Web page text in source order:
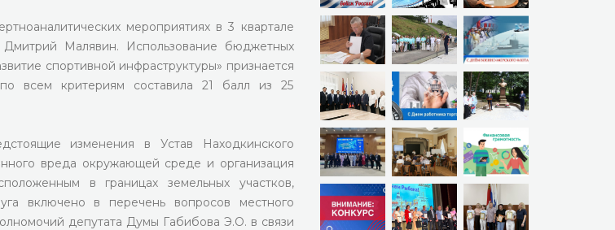
мероприятиях в 3 квартале
Дмитрий Малявин. Использование бюджетных
спортивной инфраструктуры» признается
всем критериям составила 21 балл из 25
изменения в Устав Находкинского
вреда окружающей среде и организация
в границах земельных участков,
включено в перечень вопросов местного
депутата Думы Габибова Э.О. в связи